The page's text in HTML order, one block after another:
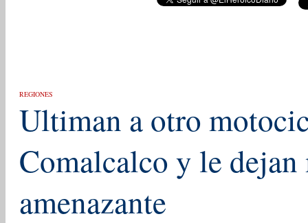
REGIONES
Ultiman a otro
Comalcalco y le dejan
amenazante